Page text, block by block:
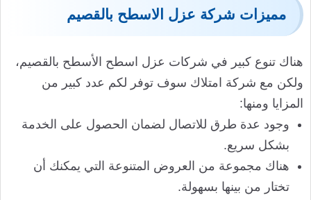
مميزات شركة عزل الاسطح بالقصيم
هناك تنوع كبير في شركات عزل اسطح الأسطح بالقصيم،
ولكن مع شركة امتلاك سوف توفر لكم عدد كبير من
المزايا ومنها:
وجود عدة طرق للاتصال لضمان الحصول على الخدمة
بشكل سريع.
هناك مجموعة من العروض المتنوعة التي يمكنك أن
تختار من بينها بسهولة.